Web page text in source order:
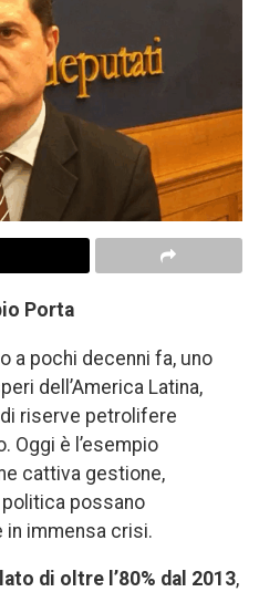
Porta
a pochi decenni fa, uno
dell’America Latina,
riserve petrolifere
Oggi è l’esempio
cattiva gestione,
possano
immensa crisi.
di oltre l’80% dal 2013,